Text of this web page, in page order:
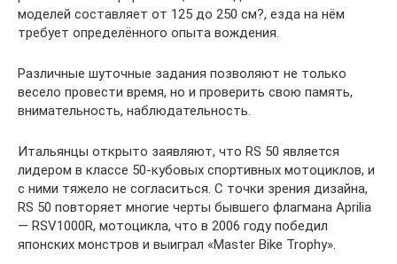
моделей составляет от 125 до 250 см?, езда на нём
требует определённого опыта вождения.
Различные шуточные задания позволяют не только
весело провести время, но и проверить свою память,
внимательность, наблюдательность.
Итальянцы открыто заявляют, что RS 50 является
лидером в классе 50-кубовых спортивных мотоциклов, и
с ними тяжело не согласиться. С точки зрения дизайна,
RS 50 повторяет многие черты бывшего флагмана Aprilia
— RSV1000R, мотоцикла, что в 2006 году победил
японских монстров и выиграл «Master Bike Trophy».